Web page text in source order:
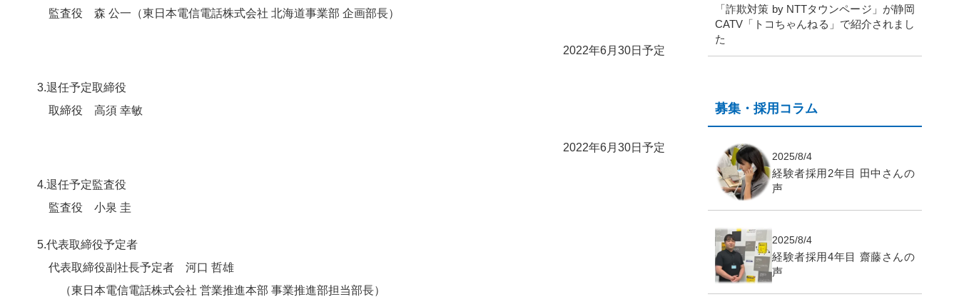
監査役 森 公一（東日本電信電話株式会社 北海道事業部 企画部長）
2022年6月30日予定
3.退任予定取締役
取締役 高須 幸敏
2022年6月30日予定
4.退任予定監査役
監査役 小泉 圭
5.代表取締役予定者
代表取締役副社長予定者 河口 哲雄
（東日本電信電話株式会社 営業推進本部 事業推進部担当部長）
「詐欺対策 by NTTタウンページ」が静岡
CATV「トコちゃんねる」で紹介されまし
た
募集・採用コラム
2025/8/4
経験者採用2年目 田中さんの
声
2025/8/4
経験者採用4年目 齋藤さんの
声